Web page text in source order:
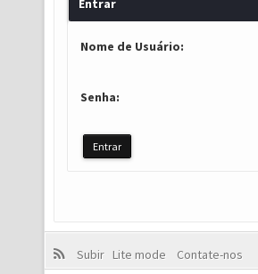
Entrar
Nome de Usuário:
Senha:
Subir Lite mode
Contate-nos